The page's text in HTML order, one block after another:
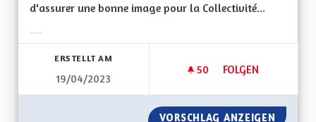
d'assurer une bonne image pour la Collectivité...
ERSTELLT AM
19/04/2023
50 50 FOLLOWER
FOLGEN
UN PARTENAIRE
VORSCHLAG ANZEIGEN UN